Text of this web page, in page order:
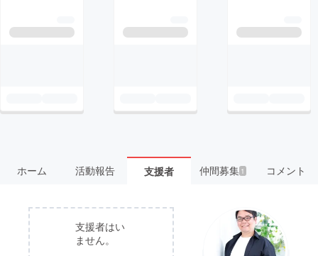
ホーム 活動報告 支援者 仲間募集 1 コメント
支援者はい
ません。